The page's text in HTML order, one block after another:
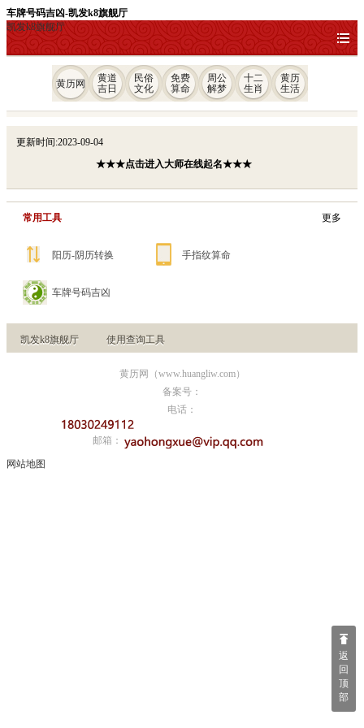
车牌号码吉凶-凯发k8旗舰厅
凯发k8旗舰厅
黄历网
黄道
吉日
民俗
文化
免费
算命
周公
解梦
十二
生肖
黄历
生活
更新时间:2023-09-04
★★★点击进入大师在线起名★★★
常用工具 更多
阳历-阴历转换 手指纹算命
车牌号码吉凶
凯发k8旗舰厅 使用查询工具
黄历网（www.huangliw.com）
备案号：
电话：
邮箱：
返
回
顶
部
网站地图